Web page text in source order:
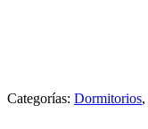
Categorías: Dormitorios,